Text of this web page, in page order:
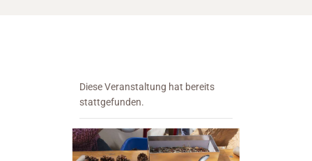
Newsletter
Kontakt
Diese Veranstaltung hat bereits
stattgefunden.